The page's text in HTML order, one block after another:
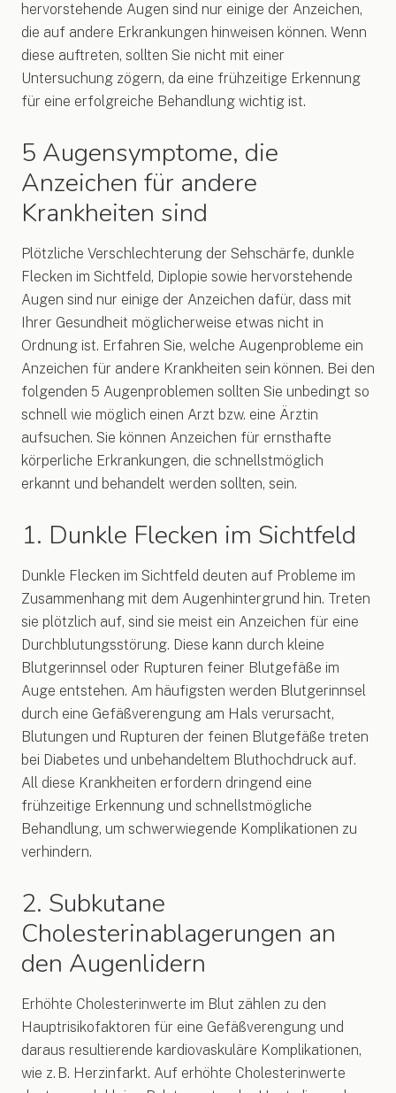
hervorstehende Augen sind nur einige der Anzeichen,
die auf andere Erkrankungen hinweisen können. Wenn
diese auftreten, sollten Sie nicht mit einer
Untersuchung zögern, da eine frühzeitige Erkennung
für eine erfolgreiche Behandlung wichtig ist.
5 Augensymptome, die
Anzeichen für andere
Krankheiten sind
Plötzliche Verschlechterung der Sehschärfe, dunkle
Flecken im Sichtfeld, Diplopie sowie hervorstehende
Augen sind nur einige der Anzeichen dafür, dass mit
Ihrer Gesundheit möglicherweise etwas nicht in
Ordnung ist. Erfahren Sie, welche Augenprobleme ein
Anzeichen für andere Krankheiten sein können. Bei den
folgenden 5 Augenproblemen sollten Sie unbedingt so
schnell wie möglich einen Arzt bzw. eine Ärztin
aufsuchen. Sie können Anzeichen für ernsthafte
körperliche Erkrankungen, die schnellstmöglich
erkannt und behandelt werden sollten, sein.
1. Dunkle Flecken im Sichtfeld
Dunkle Flecken im Sichtfeld deuten auf Probleme im
Zusammenhang mit dem Augenhintergrund hin. Treten
sie plötzlich auf, sind sie meist ein Anzeichen für eine
Durchblutungsstörung. Diese kann durch kleine
Blutgerinnsel oder Rupturen feiner Blutgefäße im
Auge entstehen. Am häufigsten werden Blutgerinnsel
durch eine Gefäßverengung am Hals verursacht,
Blutungen und Rupturen der feinen Blutgefäße treten
bei Diabetes und unbehandeltem Bluthochdruck auf.
All diese Krankheiten erfordern dringend eine
frühzeitige Erkennung und schnellstmögliche
Behandlung, um schwerwiegende Komplikationen zu
verhindern.
2. Subkutane
Cholesterinablagerungen an
den Augenlidern
Erhöhte Cholesterinwerte im Blut zählen zu den
Hauptrisikofaktoren für eine Gefäßverengung und
daraus resultierende kardiovaskuläre Komplikationen,
wie z. B. Herzinfarkt. Auf erhöhte Cholesterinwerte